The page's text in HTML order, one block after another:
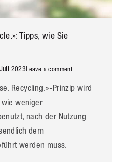
Tipps, wie Sie
2023 Leave a comment
Recycling.»-Prinzip wird
weniger
nach der Nutzung
dem
werden muss.